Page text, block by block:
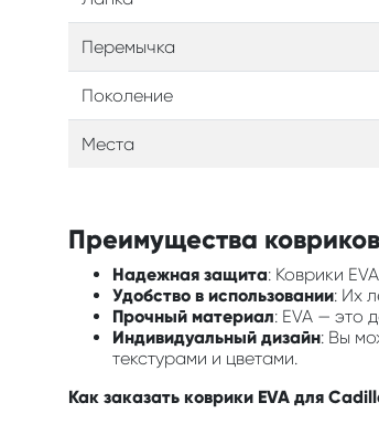
Перемычка
Поколение
Места
Преимущества
Надежная защита: Коврики
Удобство в использовании: Их
Прочный материал: EVA — это
Индивидуальный дизайн: Вы
текстурами и цветами.
Как заказать коврики EVA для